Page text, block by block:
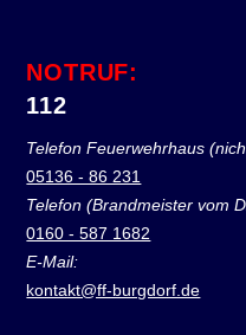
NOTRUF:
112
Telefon Feuerwehrhaus
05136 - 86 231
Telefon (Brandmeister vom
0160 - 587 1682
E-Mail:
kontakt@ff-burgdorf.de